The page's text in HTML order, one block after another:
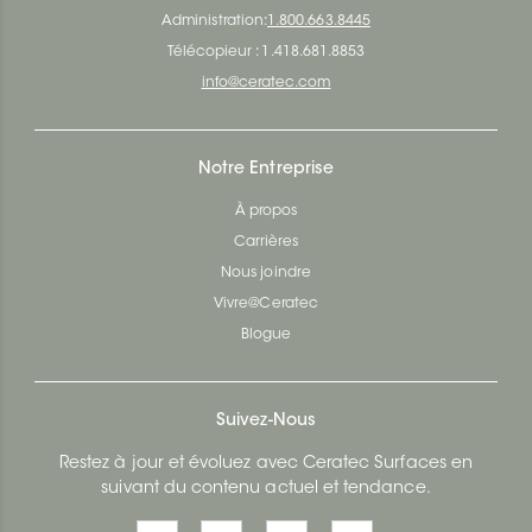
Administration: 1.800.663.8445
Télécopieur : 1.418.681.8853
info@ceratec.com
Notre Entreprise
À propos
Carrières
Nous joindre
Vivre@Ceratec
Blogue
Suivez-Nous
Restez à jour et évoluez avec Ceratec Surfaces en
suivant du contenu actuel et tendance.